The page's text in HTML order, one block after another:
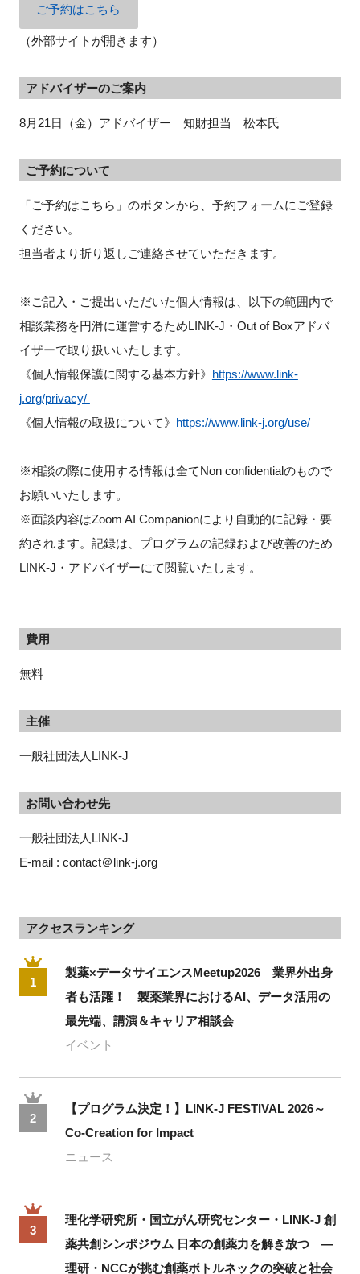
ご予約はこちら
（外部サイトが開きます）
アドバイザーのご案内
8月21日（金）アドバイザー 知財担当 松本氏
ご予約について
「ご予約はこちら」のボタンから、予約フォームにご登録
ください。
担当者より折り返しご連絡させていただきます。
※ご記入・ご提出いただいた個人情報は、以下の範囲内で
相談業務を円滑に運営するためLINK-J・Out of Boxアドバ
イザーで取り扱いいたします。
《個人情報保護に関する基本方針》 https://www.link-
j.org/privacy/
《個人情報の取扱について》 https://www.link-j.org/use/
※相談の際に使用する情報は全てNon confidentialのもので
お願いいたします。
※面談内容はZoom AI Companionにより自動的に記録・要
約されます。記録は、プログラムの記録および改善のため
LINK-J・アドバイザーにて閲覧いたします。
費用
無料
主催
一般社団法人LINK-J
お問い合わせ先
一般社団法人LINK-J
E-mail : contact＠link-j.org
アクセスランキング
1
製薬×データサイエンスMeetup2026 業界外出身
者も活躍！ 製薬業界におけるAI、データ活用の
最先端、講演＆キャリア相談会
イベント
2
【プログラム決定！】LINK-J FESTIVAL 2026～
Co-Creation for Impact
ニュース
3
理化学研究所・国立がん研究センター・LINK-J 創
薬共創シンポジウム 日本の創薬力を解き放つ ―
理研・NCCが挑む創薬ボトルネックの突破と社会